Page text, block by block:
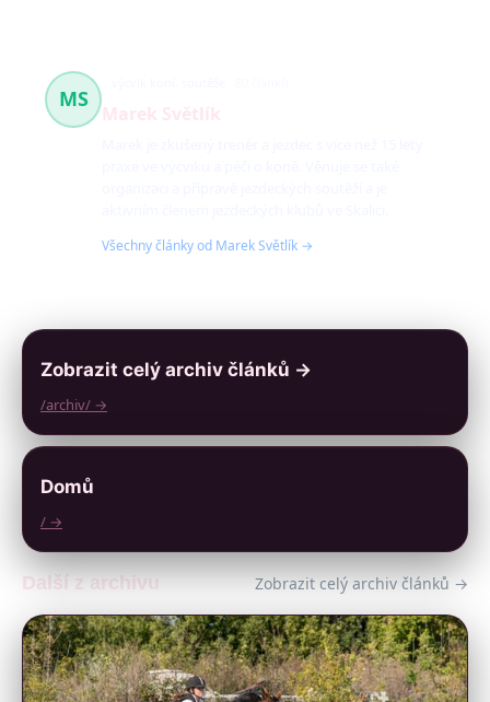
MS
Všechny články od Marek Světlík →
Zobrazit celý archiv článků →
/archiv/ →
Domů
/ →
Další z archivu Zobrazit celý archiv článků →